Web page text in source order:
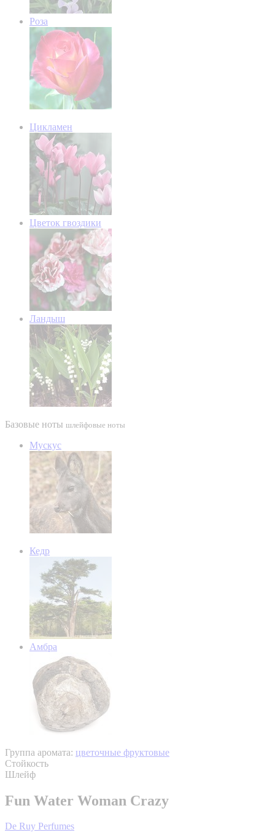
Роза
Цикламен
Цветок гвоздики
Ландыш
Базовые ноты шлейфовые ноты
Мускус
Кедр
Амбра
Группа аромата: цветочные фруктовые
Стойкость
Шлейф
Fun Water Woman Crazy
De Ruy Perfumes